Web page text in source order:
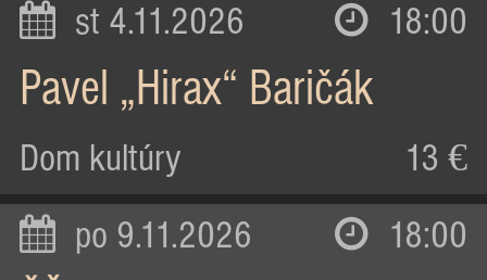
st 4.11.2026 18:00
Pavel „Hirax“ Baričák
Dom kultúry 13 €
po 9.11.2026 18:00